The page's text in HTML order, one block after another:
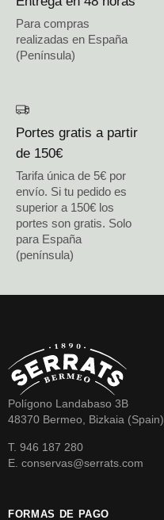
Para compras
realizadas en España
(Península)
Portes gratis a partir
de 150€
Tarifa única de 5€ por
envío. Si tu pedido es
superior a 150€ los
portes son gratis. Solo
para España
(península)
Polígono Landabaso 3B
48370 Bermeo, Bizkaia (Spain)
T. 946 187 280
E. conservas@serrats.com
FORMAS DE PAGO